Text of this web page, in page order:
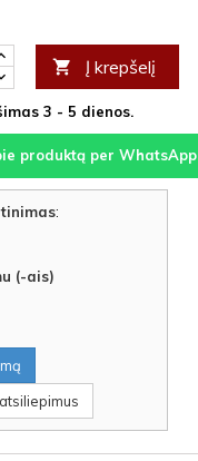
 Į krepšelį
3 - 5 dienos.
produktą per WhatsApp
:
(-ais)